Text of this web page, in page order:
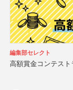
編集部セレクト
高額賞金コンテスト